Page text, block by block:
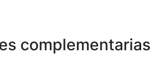
complementarias